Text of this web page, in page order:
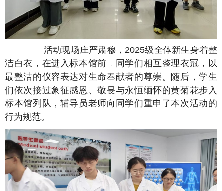
活动现场庄严肃穆，2025级全体新生身着整
洁白衣，在进入标本馆前，同学们相互整理衣冠，以
最整洁的仪容表达对生命奉献者的尊崇。随后，学生
们依次接过象征感恩、敬畏与永恒缅怀的黄菊花步入
标本馆列队，辅导员老师向同学们重申了本次活动的
行为规范。